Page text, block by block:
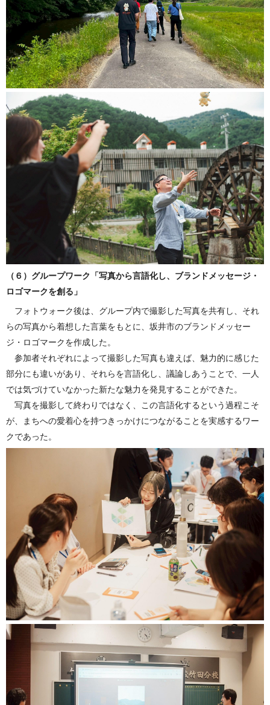
（６）グループワーク「写真から言語化し、ブランドメッセージ・
ロゴマークを創る」
フォトウォーク後は、グループ内で撮影した写真を共有し、それ
らの写真から着想した言葉をもとに、坂井市のブランドメッセー
ジ・ロゴマークを作成した。
参加者それぞれによって撮影した写真も違えば、魅力的に感じた
部分にも違いがあり、それらを言語化し、議論しあうことで、一人
では気づけていなかった新たな魅力を発見することができた。
写真を撮影して終わりではなく、この言語化するという過程こそ
が、まちへの愛着心を持つきっかけにつながることを実感するワー
クであった。